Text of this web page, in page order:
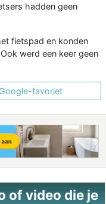
hadden geen
fietspad en konden
werd een keer geen
favoriet
of video die je